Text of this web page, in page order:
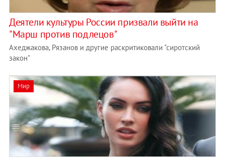
Деятели культуры России призвали выйти на
"Марш против подлецов"
Ахеджакова, Рязанов и другие раскритиковали "сиротский
закон"
Мир